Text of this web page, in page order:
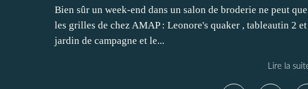
Bien sûr un week-end dans un salon de broderie ne peut
les grilles de chez AMAP : Leonore's quaker , tableautin 2
jardin de campagne et le...
Lire la